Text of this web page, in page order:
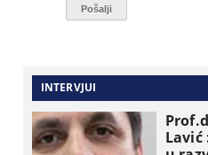
INTERVJUI
Lavić